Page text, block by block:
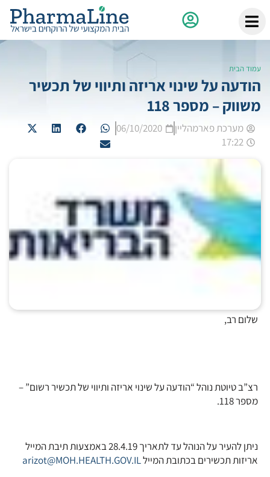
עמוד הבית
הודעה על שינוי אריזה ותיווי של תכשיר
משווק – מספר 118
מערכת פארמהליין
06/10/2020
17:22
שלום רב,
רצ”ב טיוטת נוהל “הודעה על שינוי אריזה ותיווי של תכשיר רשום” –
מספר 118.
ניתן להעיר על הנוהל עד לתאריך 28.4.19 באמצעות תיבת המייל
אריזות תכשירים בכתובת המיילarizot@MOH.HEALTH.GOV.IL